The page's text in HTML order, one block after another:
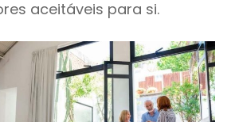
aceitáveis para si.